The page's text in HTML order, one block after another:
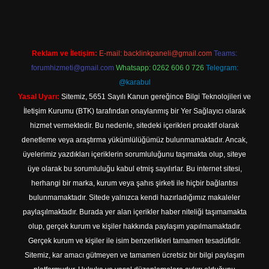
Reklam ve İletişim: E-mail: backlinkpaneli@gmail.com Teams:
forumhizmeti@gmail.com Whatsapp: 0262 606 0 726 Telegram:
@karabul
Yasal Uyarı: Sitemiz, 5651 Sayılı Kanun gereğince Bilgi Teknolojileri ve
İletişim Kurumu (BTK) tarafından onaylanmış bir Yer Sağlayıcı olarak
hizmet vermektedir. Bu nedenle, sitedeki içerikleri proaktif olarak
denetleme veya araştırma yükümlülüğümüz bulunmamaktadır. Ancak,
üyelerimiz yazdıkları içeriklerin sorumluluğunu taşımakta olup, siteye
üye olarak bu sorumluluğu kabul etmiş sayılırlar. Bu internet sitesi,
herhangi bir marka, kurum veya şahıs şirketi ile hiçbir bağlantısı
bulunmamaktadır. Sitede yalnızca kendi hazırladığımız makaleler
paylaşılmaktadır. Burada yer alan içerikler haber niteliği taşımamakta
olup, gerçek kurum ve kişiler hakkında paylaşım yapılmamaktadır.
Gerçek kurum ve kişiler ile isim benzerlikleri tamamen tesadüfidir.
Sitemiz, kar amacı gütmeyen ve tamamen ücretsiz bir bilgi paylaşım